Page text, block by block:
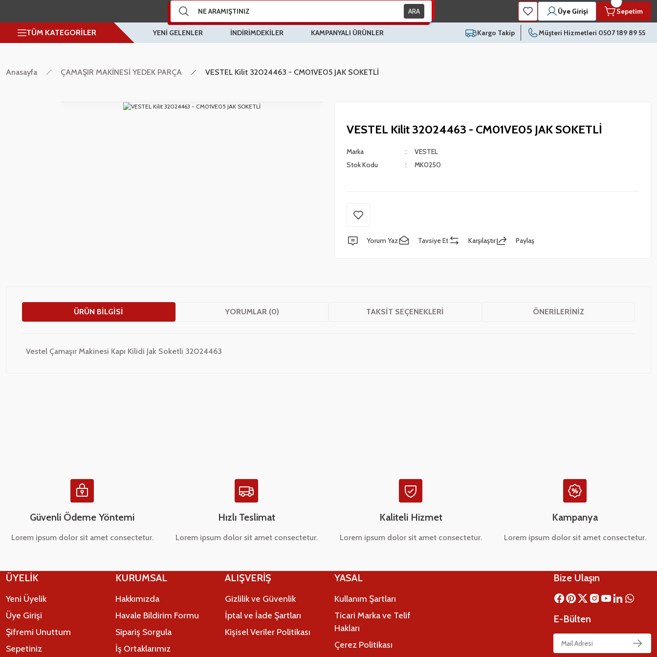
ARA Üye Girişi Sepetim
TÜM KATEGORİLER YENİ GELENLER İNDİRİMDEKİLER KAMPANYALI ÜRÜNLER Kargo Takip Müşteri Hizmetleri 0507 189 89 55
Anasayfa ÇAMAŞIR MAKİNESİ YEDEK PARÇA VESTEL Kilit 32024463 - CM01VE05 JAK SOKETLİ
VESTEL Kilit 32024463 - CM01VE05 JAK SOKETLİ
Marka
VESTEL
Stok Kodu
MK0250
Yorum Yaz Tavsiye Et Karşılaştır Paylaş
ÜRÜN BILGISI YORUMLAR (0) TAKSIT SEÇENEKLERI ÖNERILERINIZ
Vestel Çamaşır Makinesi Kapı Kilidi Jak Soketli 32024463
Bu ürüne benzer farklı alternatifler olmalı.
Güvenli Ödeme Yöntemi
Lorem ipsum dolor sit amet consectetur.
Hızlı Teslimat
Lorem ipsum dolor sit amet consectetur.
Kaliteli Hizmet
Lorem ipsum dolor sit amet consectetur.
Kampanya
Lorem ipsum dolor sit amet consectetur.
ÜYELİK
Yeni Üyelik
Üye Girişi
Şifremi Unuttum
Sepetiniz
KURUMSAL
Hakkımızda
Havale Bildirim Formu
Sipariş Sorgula
İş Ortaklarımız
ALIŞVERİŞ
Gizlilik ve Güvenlik
İptal ve İade Şartları
Kişisel Veriler Politikası
YASAL
Kullanım Şartları
Ticari Marka ve Telif
Hakları
Çerez Politikası
Bize Ulaşın
E-Bülten